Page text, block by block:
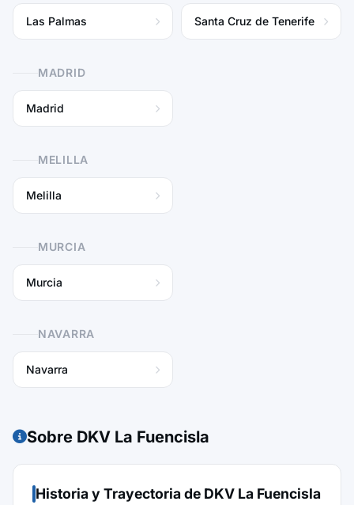
Las Palmas Santa Cruz de Tenerife
MADRID
Madrid
MELILLA
Melilla
MURCIA
Murcia
NAVARRA
Navarra
Sobre DKV La Fuencisla
Historia y Trayectoria de DKV La Fuencisla